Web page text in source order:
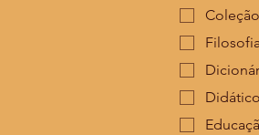
Filosofia